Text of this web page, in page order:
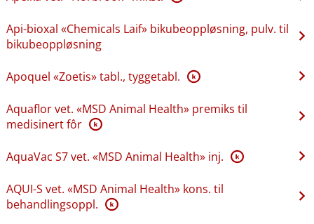
Api-bioxal «Chemicals Laif» bikubeoppløsning, pulv. til
bikubeoppløsning
Apoquel «Zoetis» tabl., tyggetabl. K
Aquaflor vet. «MSD Animal Health» premiks til
medisinert fôr K
AquaVac S7 vet. «MSD Animal Health» inj. K
AQUI-S vet. «MSD Animal Health» kons. til
behandlingsoppl. K